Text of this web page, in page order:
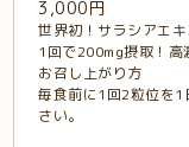
3,000円
世界初！サラシアエ
1回で200mg摂取！高
お召し上がり方
毎食前に1回2粒位を
さい。